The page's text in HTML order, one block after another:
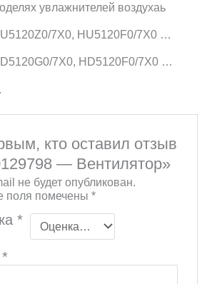
увлажнителей воздухаь
7X0, HU5120F0/7X0 …
7X0, HD5120F0/7X0 …
кто оставил отзыв
— Вентилятор»
не будет опубликован.
поля помечены*
*
*